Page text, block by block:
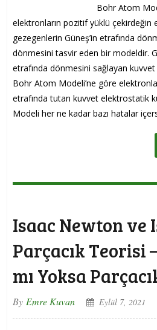
Bohr Atom
elektronların pozitif yüklü çekirdeğin
gezegenlerin Güneş’in etrafında
dönmesini tasvir eden bir modeldir.
etrafında dönmesini sağlayan
Bohr Atom Modeli’ne göre
etrafında tutan kuvvet elektrostatik
Modeli her ne kadar bazı hatalar
Isaac Newton ve
Parçacık Teorisi
mı Yoksa
By Emre Kuvan Eylül 7, 2021